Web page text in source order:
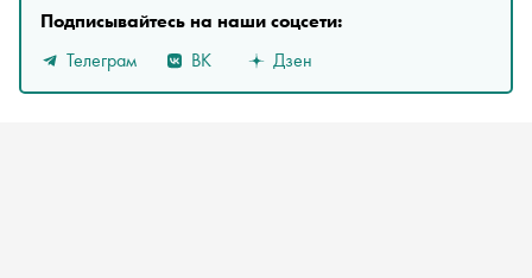
Подписывайтесь на наши соцсети:
Телеграм
ВК Дзен